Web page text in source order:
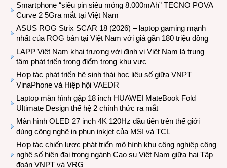
Smartphone “siêu pin siêu mỏng 8.000mAh” TECNO POVA
Curve 2 5Gra mắt tại Việt Nam
ASUS ROG Strix SCAR 18 (2026) – laptop gaming mạnh
nhất của ROG bán tại Việt Nam với giá gần 180 triệu đồng
LAPP Việt Nam khai trương với định vị Việt Nam là trung
tâm phát triển trọng điểm trong khu vực
Hợp tác phát triển hệ sinh thái học liệu số giữa VNPT
VinaPhone và Hiệp hội VAEDR
Laptop màn hình gập 18 inch HUAWEI MateBook Fold
Ultimate Design thế hệ 2 chính thức ra mắt
Màn hình OLED 27 inch 4K 120Hz đầu tiên trên thế giới
dùng công nghệ in phun inkjet của MSI và TCL
Hợp tác chiến lược phát triển mô hình khu công nghiệp công
nghệ số hiện đại trong ngành Cao su Việt Nam giữa hai Tập
đoàn VNPT và VRG